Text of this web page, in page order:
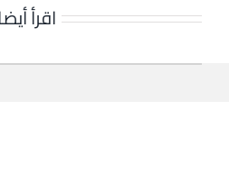
اقرأ أيضا